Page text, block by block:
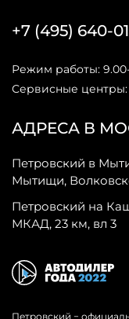
АДРЕСА В
Петровский в
Мытищи,
Петровский на
МКАД, 23 км, вл 3
+7 (495) 640-
Режим работы:
Сервисные центры:
Петровский −